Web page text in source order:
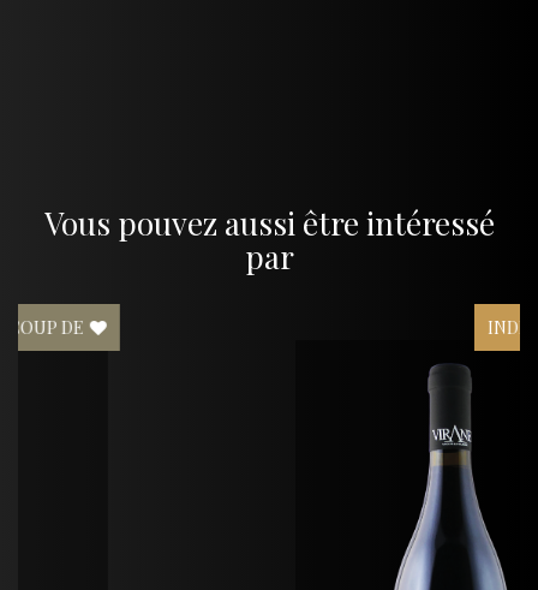
Vous pouvez aussi être intéressé
par